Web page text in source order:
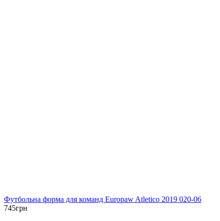
Футбольна форма для команд Europaw Atletico 2019 020-06
745грн